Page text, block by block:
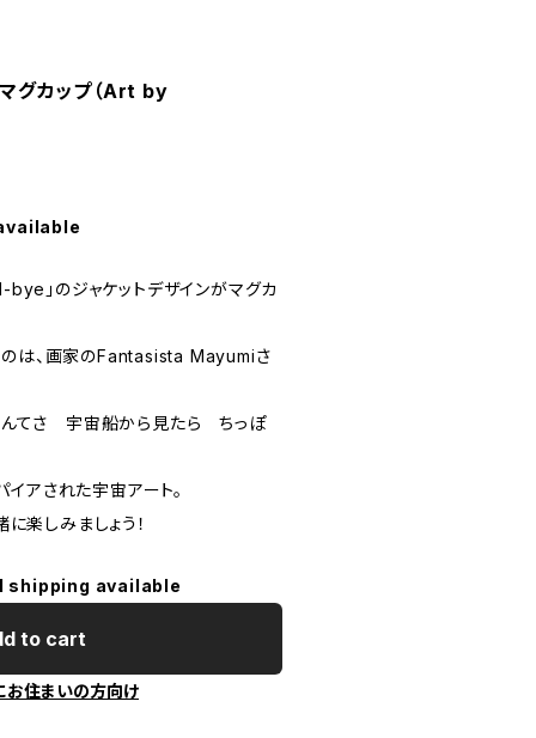
グカップ（Art by
」のジャケットデザインがマグカ
のは、画家のFantasista Mayumiさ
さ 宇宙船から見たら ちっぽ
アされた宇宙アート。
楽しみましょう！
shipping available
to cart
お住まいの方向け